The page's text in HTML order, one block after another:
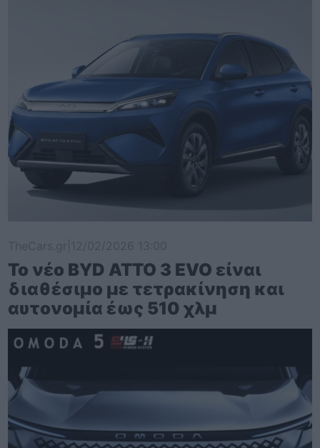
Το νέο BYD ATTO 3 EVO είναι
διαθέσιμο με τετρακίνηση και
αυτονομία έως 510 χλμ